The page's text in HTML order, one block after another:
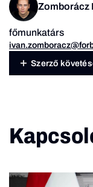
Zomborácz
főmunkatárs
Szerző